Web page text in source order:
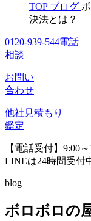
TOP ブログ
決法とは？
0120-939-544電話
相談
お問い
合わせ
他社見積もり
鑑定
【電話受付】
LINEは24時間受付
blog
ボロボロの